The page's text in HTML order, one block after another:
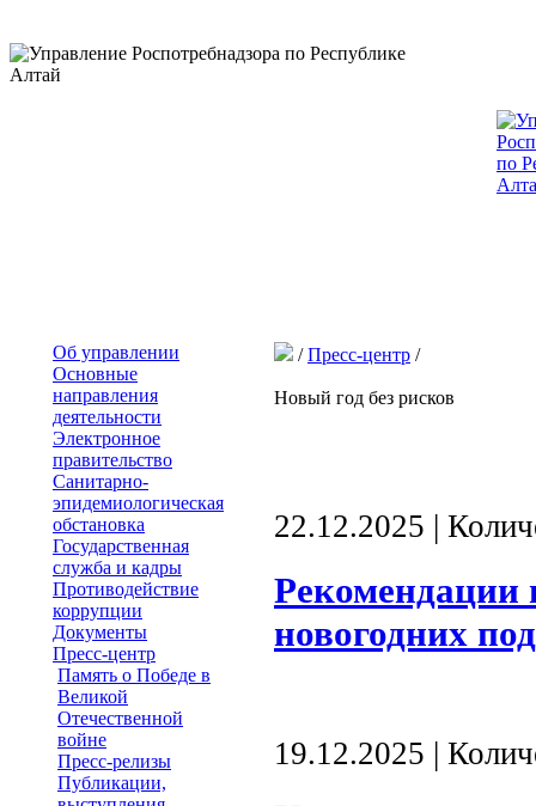
Об управлении
Основные
направления
деятельности
Электронное
правительство
Санитарно-
эпидемиологическая
обстановка
Государственная
служба и кадры
Противодействие
коррупции
Документы
Пресс-центр
Память о Победе в
Великой
Отечественной
войне
Пресс-релизы
Публикации,
/Пресс-центр /
Новый год без рисков
22.12.2025 |
Рекомендации
новогодних
19.12.2025 |